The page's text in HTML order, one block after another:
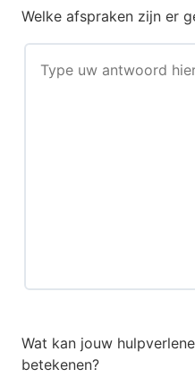
Welke afspraken zijn er
Wat kan jouw
betekenen?